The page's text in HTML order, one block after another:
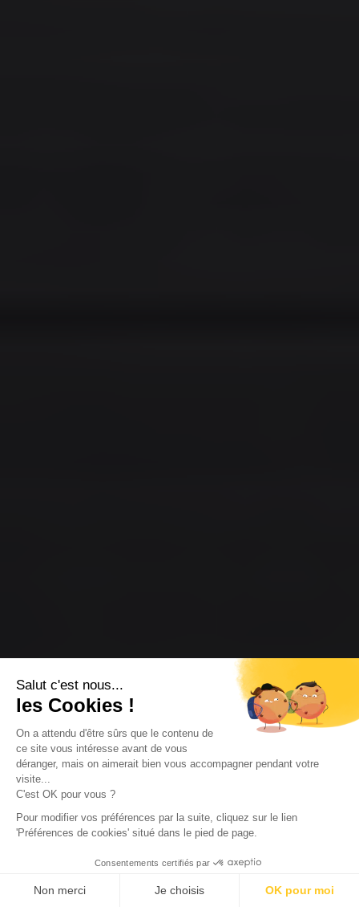
Salut c'est nous...
les Cookies !
On a attendu d'être sûrs que le contenu de
ce site vous intéresse avant de vous
déranger, mais on aimerait bien vous accompagner pendant votre
visite...
C'est OK pour vous ?
Pour modifier vos préférences par la suite, cliquez sur le lien
'Préférences de cookies' situé dans le pied de page.
Consentements certifiés par
Non merci Je choisis OK pour moi